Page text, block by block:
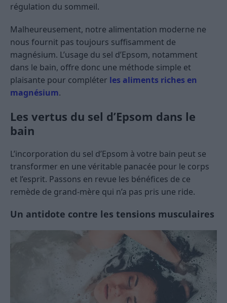
régulation du sommeil.
Malheureusement, notre alimentation moderne ne
nous fournit pas toujours suffisamment de
magnésium. L’usage du sel d’Epsom, notamment
dans le bain, offre donc une méthode simple et
plaisante pour compléter les aliments riches en
magnésium.
Les vertus du sel d’Epsom dans le
bain
L’incorporation du sel d’Epsom à votre bain peut se
transformer en une véritable panacée pour le corps
et l’esprit. Passons en revue les bénéfices de ce
remède de grand-mère qui n’a pas pris une ride.
Un antidote contre les tensions musculaires